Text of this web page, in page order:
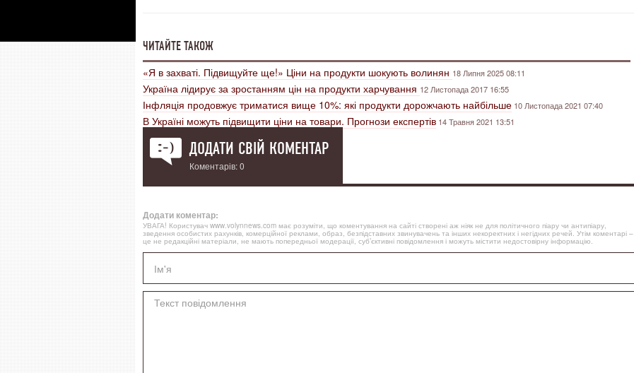
ЧИТАЙТЕ ТАКОЖ
«Я в захваті. Підвищуйте ще!» Ціни на продукти шокують волинян 18 Липня 2025 08:11
Україна лідирує за зростанням цін на продукти харчування 12 Листопада 2017 16:55
Інфляція продовжує триматися вище 10%: які продукти дорожчають найбільше 10 Листопада 2021 07:40
В Україні можуть підвищити ціни на товари. Прогнози експертів 14 Травня 2021 13:51
ДОДАТИ СВІЙ КОМЕНТАР
Коментарів: 0
Додати коментар:
УВАГА! Користувач www.volynnews.com має розуміти, що коментування на сайті створені аж ніяк не для політичного піару чи антипіару,
зведення особистих рахунків, комерційної реклами, образ, безпідставних звинувачень та інших некоректних і негідних речей. Утім коментарі –
це не редакційні матеріали, не мають попередньої модерації, суб’єктивні повідомлення і можуть містити недостовірну інформацію.